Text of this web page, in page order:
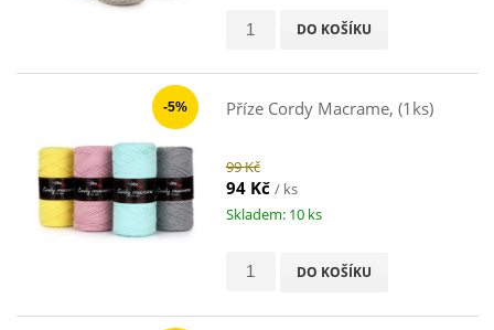
DO KOŠÍKU
-5% Příze Cordy Macrame, (1ks)
99 Kč
94 Kč / ks
Skladem: 10 ks
DO KOŠÍKU